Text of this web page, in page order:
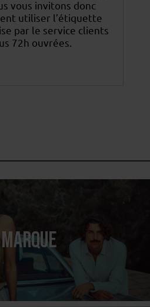
vous invitons donc
utiliser l’étiquette
par le service clients
72h ouvrées.